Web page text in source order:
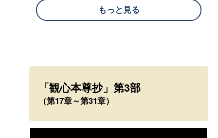
第13章 経典・論書に関する難問に答え
る
第15章 教主に関する難問に答える
第16章 受持即観心を明かす
もっと見る
「観心本尊抄」第3部
（第17章～第31章）